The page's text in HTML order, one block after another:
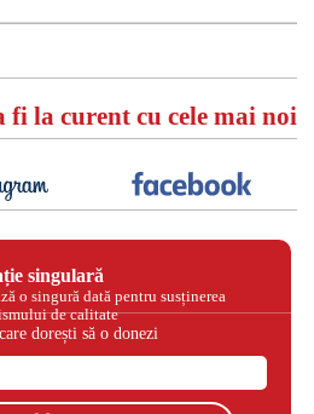
la curent cu cele mai noi
singulară
o singură dată pentru susținerea
de calitate
dorești să o donezi